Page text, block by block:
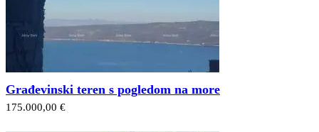
Građevinski teren s pogledom na more
175.000,00 €